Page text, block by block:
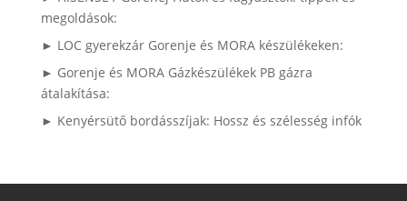
megoldások:
► LOC gyerekzár Gorenje és MORA készülékeken:
► Gorenje és MORA Gázkészülékek PB gázra
átalakítása:
► Kenyérsütő bordásszíjak: Hossz és szélesség infók